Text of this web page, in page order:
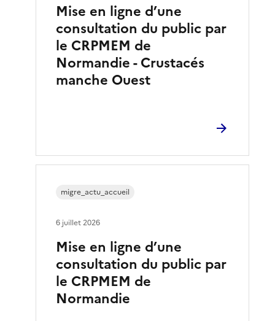
Mise en ligne d’une
consultation du public par
le CRPMEM de
Normandie - Crustacés
manche Ouest
Mise en ligne d’une
consultation du public par
le CRPMEM de
Normandie
migre_actu_accueil
6 juillet 2026